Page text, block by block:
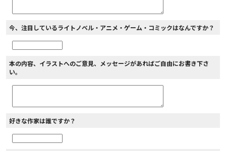
今、注目しているライトノベル・アニメ・ゲーム・コミックはなんですか？
本の内容、イラストへのご意見、メッセージがあればご自由にお書き下さ
い。
好きな作家は誰ですか？